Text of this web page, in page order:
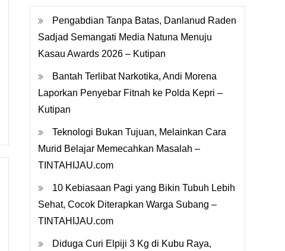
Pengabdian Tanpa Batas, Danlanud Raden
Sadjad Semangati Media Natuna Menuju
Kasau Awards 2026 – Kutipan
Bantah Terlibat Narkotika, Andi Morena
Laporkan Penyebar Fitnah ke Polda Kepri –
Kutipan
Teknologi Bukan Tujuan, Melainkan Cara
Murid Belajar Memecahkan Masalah –
TINTAHIJAU.com
10 Kebiasaan Pagi yang Bikin Tubuh Lebih
Sehat, Cocok Diterapkan Warga Subang –
TINTAHIJAU.com
Diduga Curi Elpiji 3 Kg di Kubu Raya,